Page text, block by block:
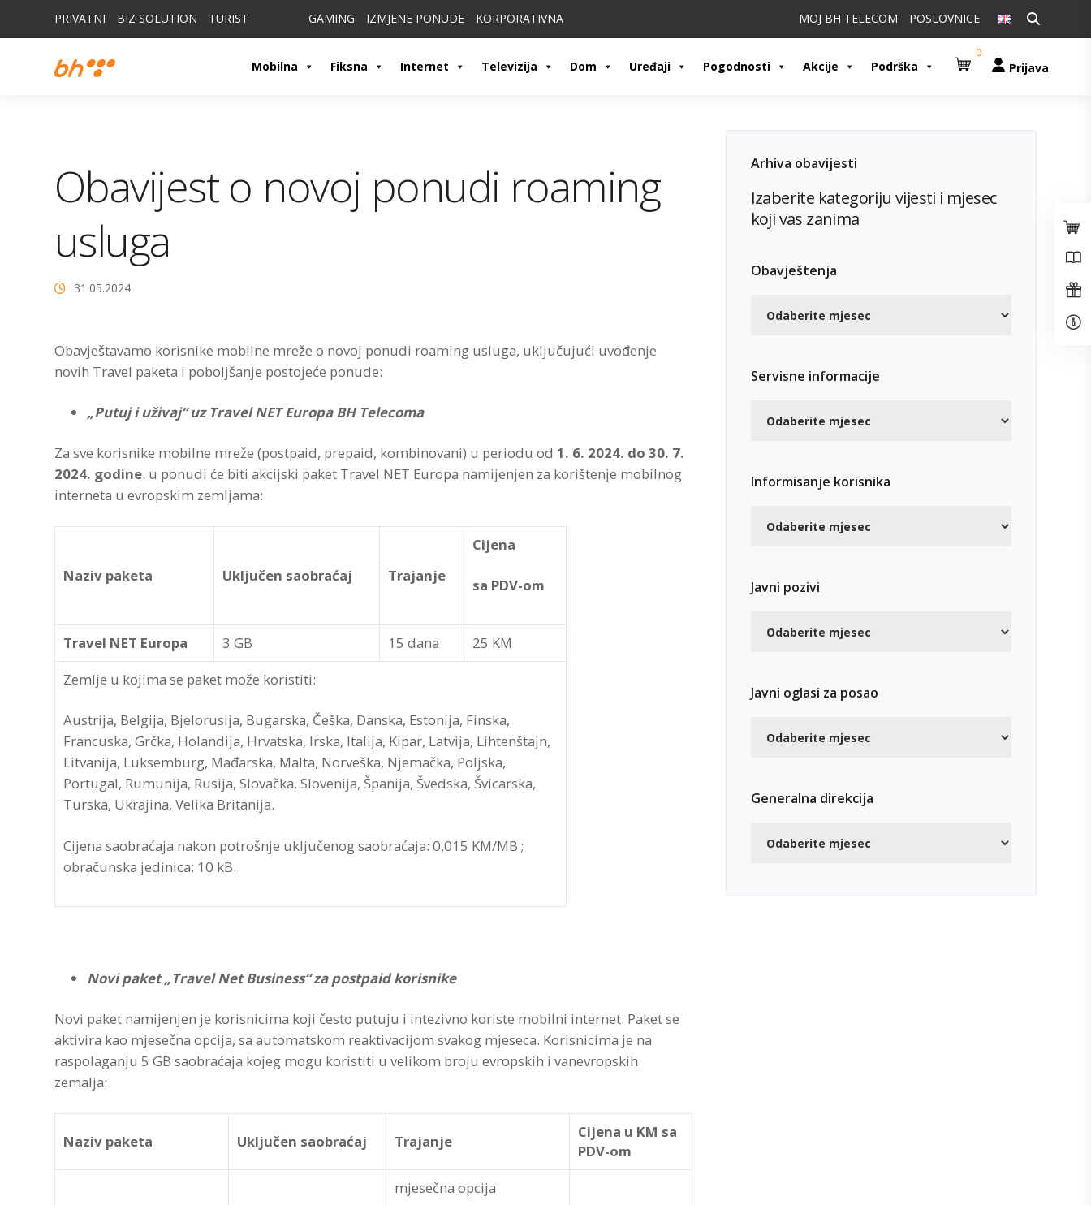
PRIVATNI BIZ SOLUTION TURIST GAMING IZMJENE PONUDE KORPORATIVNA Pretraži:
MOJ BH TELECOM POSLOVNICE
Mobilna Fiksna Internet Televizija Dom Uređaji Pogodnosti Akcije Podrška
0
Prijava
Obavijest o novoj ponudi roaming
usluga
31.05.2024.
Obavještavamo korisnike mobilne mreže o novoj ponudi roaming usluga, uključujući uvođenje
novih Travel paketa i poboljšanje postojeće ponude:
„Putuj i uživaj“ uz Travel NET Europa BH Telecoma
Za sve korisnike mobilne mreže (postpaid, prepaid, kombinovani) u periodu od 1. 6. 2024. do 30. 7.
2024. godine. u ponudi će biti akcijski paket Travel NET Europa namijenjen za korištenje mobilnog
interneta u evropskim zemljama:
Naziv paketa Uključen saobraćaj Trajanje
Cijena
sa PDV-om
Travel NET Europa 3 GB 15 dana
25 KM
Zemlje u kojima se paket može koristiti:
Austrija, Belgija, Bjelorusija, Bugarska, Češka, Danska, Estonija, Finska,
Francuska, Grčka, Holandija, Hrvatska, Irska, Italija, Kipar, Latvija, Lihtenštajn,
Litvanija, Luksemburg, Mađarska, Malta, Norveška, Njemačka, Poljska,
Portugal, Rumunija, Rusija, Slovačka, Slovenija, Španija, Švedska, Švicarska,
Turska, Ukrajina, Velika Britanija.
Cijena saobraćaja nakon potrošnje uključenog saobraćaja: 0,015 KM/MB ;
obračunska jedinica: 10 kB.
Novi paket „Travel Net Business“ za postpaid korisnike
Novi paket namijenjen je korisnicima koji često putuju i intezivno koriste mobilni internet. Paket se
aktivira kao mjesečna opcija, sa automatskom reaktivacijom svakog mjeseca. Korisnicima je na
raspolaganju 5 GB saobraćaja kojeg mogu koristiti u velikom broju evropskih i vanevropskih
zemalja:
Naziv paketa Uključen saobraćaj Trajanje
Cijena u KM sa
PDV-om
mjesečna opcija
Arhiva obavijesti
Izaberite kategoriju vijesti i mjesec
koji vas zanima
Obavještenja
Servisne informacije
Informisanje korisnika
Javni pozivi
Javni oglasi za posao
Generalna direkcija